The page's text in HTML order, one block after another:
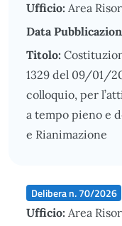
Ufficio: Area
Data
Titolo:
1329 del 09/01/
colloquio, per
a tempo pieno e
e Rianimazione
Delibera n. 70/2026
Ufficio: Area